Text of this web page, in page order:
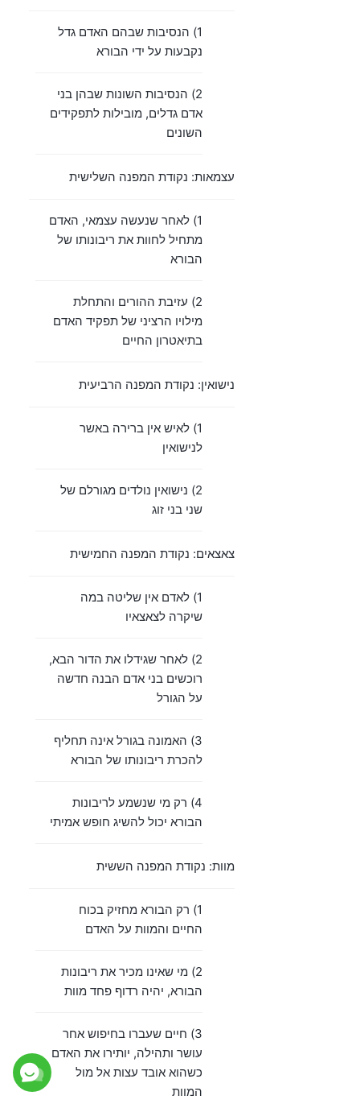
1) הנסיבות שבהם האדם גדל
נקבעות על ידי הבורא
2) הנסיבות השונות שבהן בני
אדם גדלים, מובילות לתפקידים
השונים
עצמאות: נקודת המפנה השלישית
1) לאחר שנעשה עצמאי, האדם
מתחיל לחוות את ריבונותו של
הבורא
2) עזיבת ההורים והתחלת
מילויו הרציני של תפקיד האדם
בתיאטרון החיים
נישואין: נקודת המפנה הרביעית
1) לאיש אין ברירה באשר
לנישואין
2) נישואין נולדים מגורלם של
שני בני זוג
צאצאים: נקודת המפנה החמישית
1) לאדם אין שליטה במה
שיקרה לצאצאיו
2) לאחר שגידלו את הדור הבא,
רוכשים בני אדם הבנה חדשה
על הגורל
3) האמונה בגורל אינה תחליף
להכרת ריבונותו של הבורא
4) רק מי שנשמע לריבונות
הבורא יכול להשיג חופש אמיתי
מוות: נקודת המפנה הששית
1) רק הבורא מחזיק בכוח
החיים והמוות על האדם
2) מי שאינו מכיר את ריבונות
הבורא, יהיה רדוף פחד מוות
3) חיים שעברו בחיפוש אחר
עושר ותהילה, יותירו את האדם
כשהוא אובד עצות אל מול
המוות